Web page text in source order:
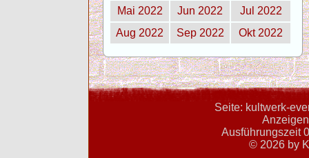
Mai 2022
Jun 2022
Jul 2022
Aug 2022
Sep 2022 Okt 2022
Seite: kultwerk-
Ausführungszeit
© 2026 by